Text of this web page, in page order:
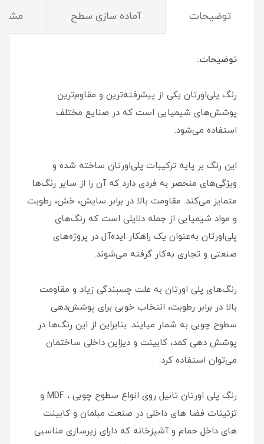
توضیحات آماده سازی سطح
توضیحات:
رنگ پلی‌اورتان یکی از پیشرفته‌ترین و مقاوم‌ترین
پوشش‌های شیمیایی است که در صنایع مختلف
استفاده می‌شود.
این رنگ بر پایه ترکیبات پلی‌اورتان ساخته شده و
ویژگی‌های منحصر به فردی دارد که آن را از سایر رنگ‌ها
متمایز می‌کند. مقاومت بالا در برابر سایش، خش، رطوبت
و مواد شیمیایی از جمله دلایلی است که رنگ‌های
پلی‌اورتان به‌عنوان یک راهکار ایده‌آل در پروژه‌های
صنعتی و تجاری به‌کار گرفته می‌شوند.
رنگ‌های پلی اورتان به علت چسبندگی زیاد و مقاومت
بالا در برابر رطوبت، انتخاب خوبی برای پوشش‌دهی
سطوح چوبی به شمار میایند. بنابراین از این رنگ‌ها در
پوشش دهی کمد، کابینت و دیزاین داخلی ساختمان
می‌توان استفاده کرد.
رنگ پلی اورتان تانیل روی انواع سطوح چوبی ، MDF و
تزئینات فضا های داخلی در صنعت مبلمان و کابینت
های داخل حمام و آشپزخانه که دارای زیرسازی مناسبی